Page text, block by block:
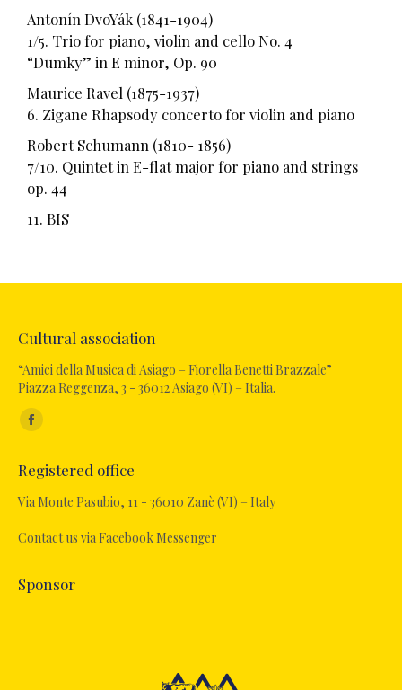
Antonín DvoYák (1841-1904)
1/5. Trio for piano, violin and cello No. 4
“Dumky” in E minor, Op. 90
Maurice Ravel (1875-1937)
6. Zigane Rhapsody concerto for violin and piano
Robert Schumann (1810- 1856)
7/10. Quintet in E-flat major for piano and strings
op. 44
11. BIS
Cultural association
“Amici della Musica di Asiago – Fiorella Benetti Brazzale”
Piazza Reggenza, 3 - 36012 Asiago (VI) – Italia.
Find us on:
Registered office
Via Monte Pasubio, 11 - 36010 Zanè (VI) – Italy
Contact us via Facebook Messenger
Sponsor